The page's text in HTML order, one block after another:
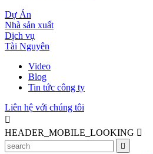
Dự Án
Nhà sản xuất
Dịch vụ
Tài Nguyên
Video
Blog
Tin tức công ty
Liên hệ với chúng tôi

HEADER_MOBILE_LOOKING 
